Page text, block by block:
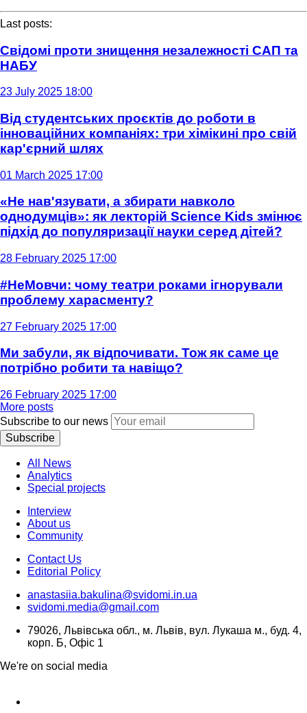
Last posts:
Свідомі проти знищення незалежності САП та
НАБУ
23 July 2025 18:00
Від студентських проєктів до роботи в
інноваційних компаніях: три хімікині про свій
кар'єрний шлях
01 March 2025 17:00
«Не нав'язувати, а збирати навколо
однодумців»: як лекторій Science Kids змінює
підхід до популяризації науки серед дітей?
28 February 2025 17:00
#НеМовчи: чому театри роками ігнорували
проблему харасменту?
27 February 2025 17:00
Ми забули, як відпочивати. Тож як саме це
потрібно робити та навіщо?
26 February 2025 17:00
More posts
Subscribe to our news
Subscribe
All News
Analytics
Special projects
Interview
About us
Community
Contact Us
Editorial Policy
anastasiia.bakulina@svidomi.in.ua
svidomi.media@gmail.com
79026, Львівська обл., м. Львів, вул. Лукаша м., буд. 4,
корп. Б, Офіс 1
We're on social media